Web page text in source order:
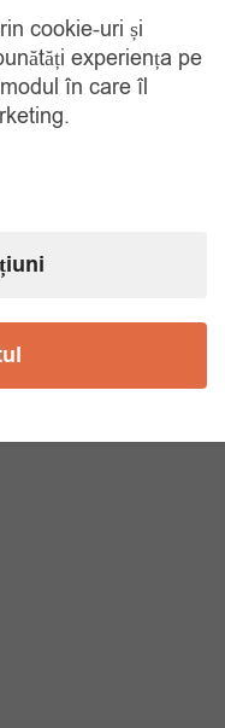
cookie-uri și
experiența pe
în care îl